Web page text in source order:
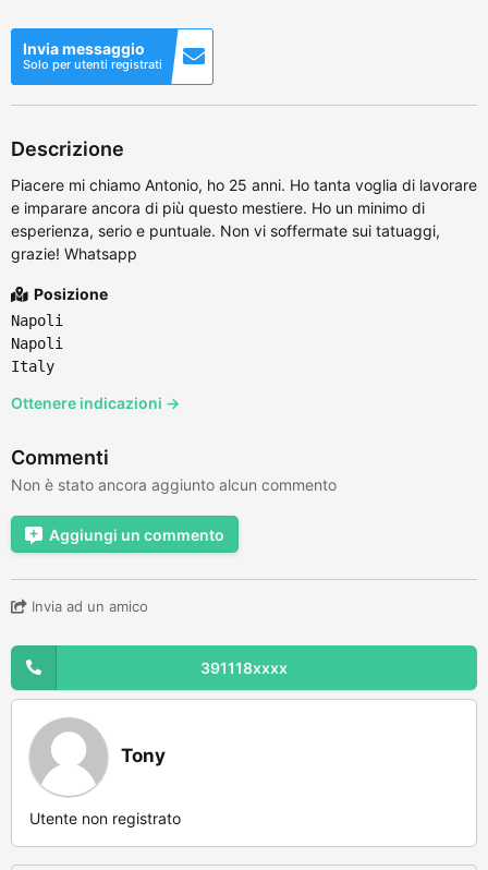
Invia messaggio
Solo per utenti registrati
Descrizione
Piacere mi chiamo Antonio, ho 25 anni. Ho tanta voglia di lavorare
e imparare ancora di più questo mestiere. Ho un minimo di
esperienza, serio e puntuale. Non vi soffermate sui tatuaggi,
grazie! Whatsapp
Posizione
Napoli
Napoli
Italy
Ottenere indicazioni →
Commenti
Non è stato ancora aggiunto alcun commento
Aggiungi un commento
Invia ad un amico
391118xxxx
Tony
Utente non registrato